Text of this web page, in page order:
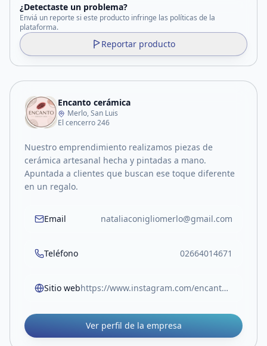
¿Detectaste un problema?
Enviá un reporte si este producto infringe las políticas de la
plataforma.
Reportar producto
Encanto cerámica
Merlo, San Luis
El cencerro 246
Nuestro emprendimiento realizamos piezas de
cerámica artesanal hecha y pintadas a mano.
Apuntada a clientes que buscan ese toque diferente
en un regalo.
Email nataliaconigliomerlo@gmail.com
Teléfono 02664014671
Sitio web https://www.instagram.com/encantoceramicaydeco/
Ver perfil de la empresa